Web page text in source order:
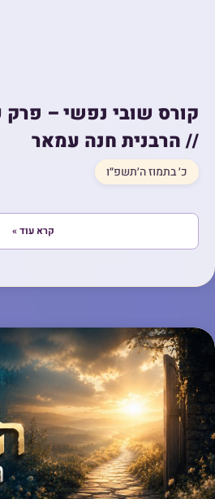
קורס שובי נפשי – פרק
// הרבנית חנה עמאר
כ׳ בתמוז ה׳תשפ״ו
קרא עוד »